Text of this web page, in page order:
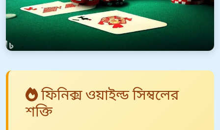
ফিনিক্স ওয়াইল্ড সিম্বলের
শক্তি